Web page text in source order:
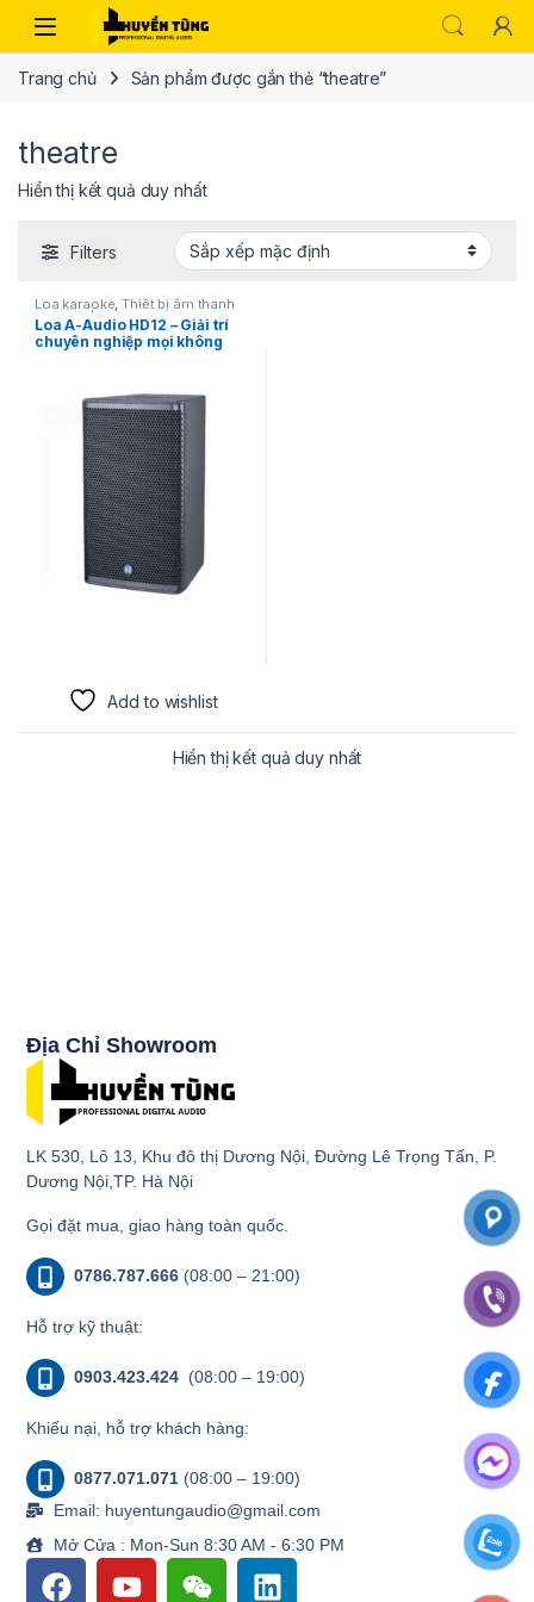
Trang chủ Sản phẩm được gắn thẻ “theatre”
theatre
Hiển thị kết quả duy nhất
Filters
Loa karaoke ,Thiết bị âm thanh
karaoke | KTV
Loa A-Audio HD12 – Giải trí
chuyên nghiệp mọi không
Add to wishlist
Hiển thị kết quả duy nhất
Địa Chỉ Showroom
LK 530, Lô 13, Khu đô thị Dương Nội, Đường Lê Trọng Tấn, P.
Dương Nội,TP. Hà Nội
Gọi đặt mua, giao hàng toàn quốc.
0786.787.666 (08:00 – 21:00)
Hỗ trợ kỹ thuật:
0903.423.424 (08:00 – 19:00)
Khiếu nại, hỗ trợ khách hàng:
0877.071.071 (08:00 – 19:00)
Email: huyentungaudio@gmail.com
Mở Cửa : Mon-Sun 8:30 AM - 6:30 PM